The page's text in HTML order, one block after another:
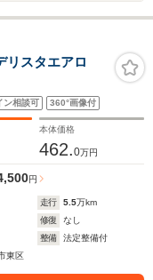
スタエアロ
相談可 360°画像付
本体価格
462.0万円
円
走行 5.5万km
修復
なし
整備
法定整備付
東区